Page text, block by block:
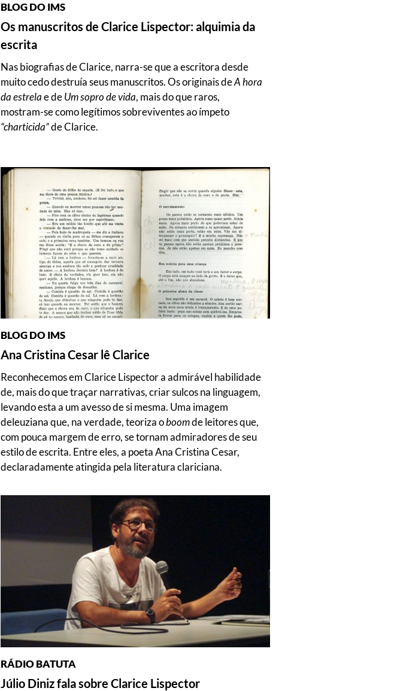
BLOG DO IMS
Os manuscritos de Clarice Lispector: alquimia da
escrita
Nas biografias de Clarice, narra-se que a escritora desde
muito cedo destruía seus manuscritos. Os originais deA hora
da estrelae deUm sopro de vida, mais do que raros,
mostram-se como legítimos sobreviventes ao ímpeto
“charticida”de Clarice.
BLOG DO IMS
Ana Cristina Cesar lê Clarice
Reconhecemos em Clarice Lispector a admirável habilidade
de, mais do que traçar narrativas, criar sulcos na linguagem,
levando esta a um avesso de si mesma. Uma imagem
deleuziana que, na verdade, teoriza oboomde leitores que,
com pouca margem de erro, se tornam admiradores de seu
estilo de escrita. Entre eles, a poeta Ana Cristina Cesar,
declaradamente atingida pela literatura clariciana.
RÁDIO BATUTA
Júlio Diniz fala sobre Clarice Lispector